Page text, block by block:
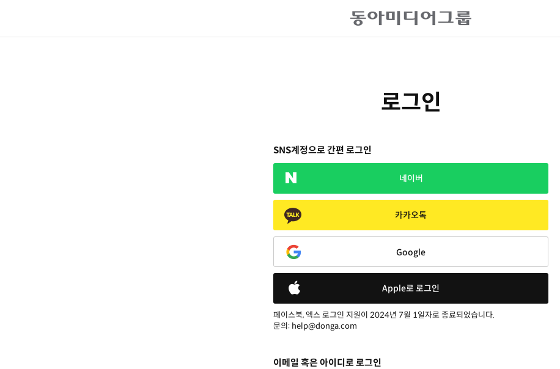
로그인
SNS계정으로 간편 로그인
네이버
카카오톡
Google
Apple로 로그인
페이스북, 엑스 로그인 지원이 2024년 7월 1일자로 종료되었습니다.
문의: help@donga.com
이메일 혹은 아이디로 로그인